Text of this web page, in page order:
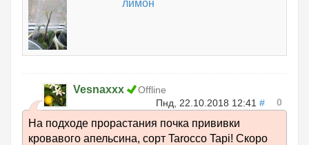
лимон
Vesnaxxx
Offline
Пнд, 22.10.2018 12:41 # 0
На подходе прорастания почка прививки
кровавого апельсина, сорт Tarocco Tapi! Скоро